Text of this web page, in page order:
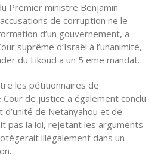
Premier ministre Benjamin
de corruption ne le
d’un gouvernement, a
suprême d’Israël à l’unanimité,
du Likoud a un 5 eme mandat.
les pétitionnaires de
Cour de justice a également conclu
de Netanyahou et de
pas la loi, rejetant les arguments
illégalement dans un